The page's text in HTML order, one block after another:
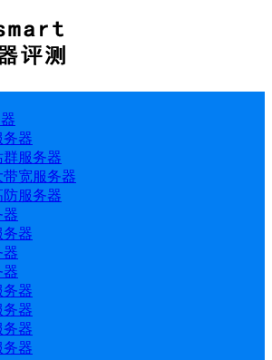
务器
服务器
宽服务器
服务器
器
务器
器
器
务器
务器
务器
务器